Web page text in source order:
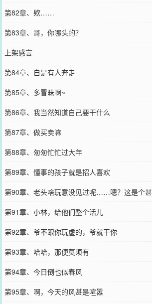
第82章、欸……
第83章、哥，你哪头的？
上架感言
第84章、自是有人奔走
第85章、多冒昧啊~
第86章、我当然知道自己要干什么
第87章、做买卖嘛
第88章、匆匆忙忙过大年
第89章、懂事的孩子就是招人喜欢
第90章、老头啥玩意没见过呢……嗯？这是个甚
第91章、小林，给他们整个活儿
第92章、爷不跟你玩虚的，爷就干你
第93章、哈哈，那便莫须有
第94章、今日倒也似春风
第95章、啊，今天的风甚是喧嚣